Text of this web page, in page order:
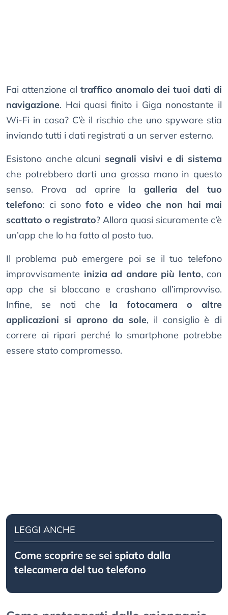
Fai attenzione al traffico anomalo dei tuoi dati di
navigazione. Hai quasi finito i Giga nonostante il
Wi-Fi in casa? C’è il rischio che uno spyware stia
inviando tutti i dati registrati a un server esterno.
Esistono anche alcuni segnali visivi e di sistema
che potrebbero darti una grossa mano in questo
senso. Prova ad aprire lagalleria del tuo
telefono: ci sono foto e video che non hai mai
scattato o registrato? Allora quasi sicuramente c’è
un’app che lo ha fatto al posto tuo.
Il problema può emergere poi se il tuo telefono
improvvisamente inizia ad andare più lento, con
app che si bloccano e crashano all’improvviso.
Infine, se noti che la fotocamera o altre
applicazioni si aprono da sole, il consiglio è di
correre ai ripari perché lo smartphone potrebbe
essere stato compromesso.
LEGGI ANCHE
Come scoprire se sei spiato dalla
telecamera del tuo telefono